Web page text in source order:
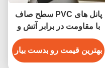
پانل های PVC سطح صاف
با مقاومت در برابر آتش و
نصب آسان
بهترین قیمت رو بدست بیار